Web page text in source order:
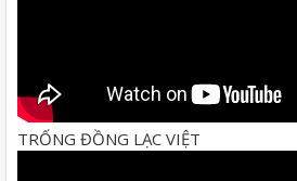
TRỐNG ĐỒNG LẠC VIỆT